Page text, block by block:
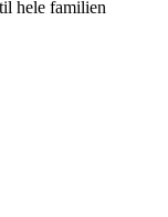
hele familien